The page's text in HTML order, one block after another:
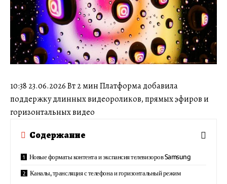
10:38 23.06.2026 Вт 2 мин Платформа добавила
поддержку длинных видеороликов, прямых эфиров и
горизонтальных видео
Содержание
Новые форматы контента и экспансия телевизоров Samsung
Каналы, трансляция с телефона и горизонтальный режим